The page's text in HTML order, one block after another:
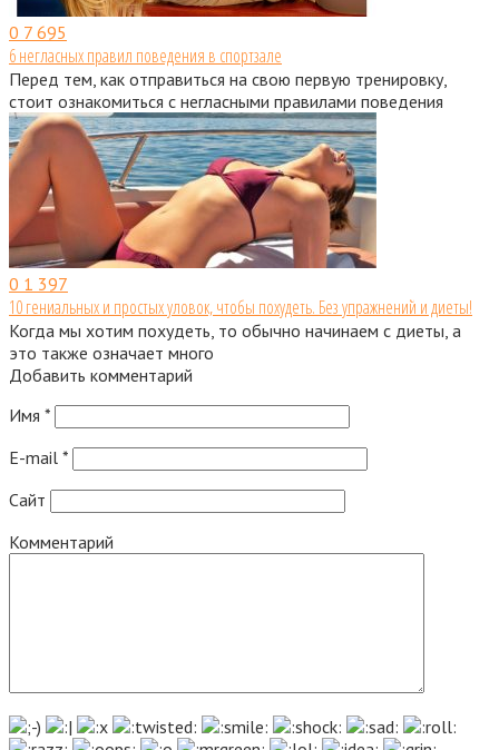
0 7 695
6 негласных правил поведения в спортзале
Перед тем, как отправиться на свою первую тренировку,
стоит ознакомиться с негласными правилами поведения
0 1 397
10 гениальных и простых уловок, чтобы похудеть. Без упражнений и диеты!
Когда мы хотим похудеть, то обычно начинаем с диеты, а
это также означает много
Добавить комментарий
Имя *
E-mail *
Сайт
Комментарий